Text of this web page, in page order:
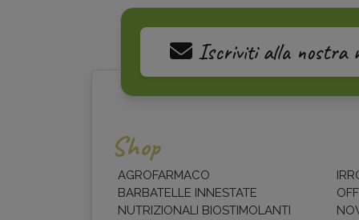
Iscriviti alla nostra
Shop
AGROFARMACO
BARBATELLE INNESTATE
NUTRIZIONALI BIOSTIMOLANTI